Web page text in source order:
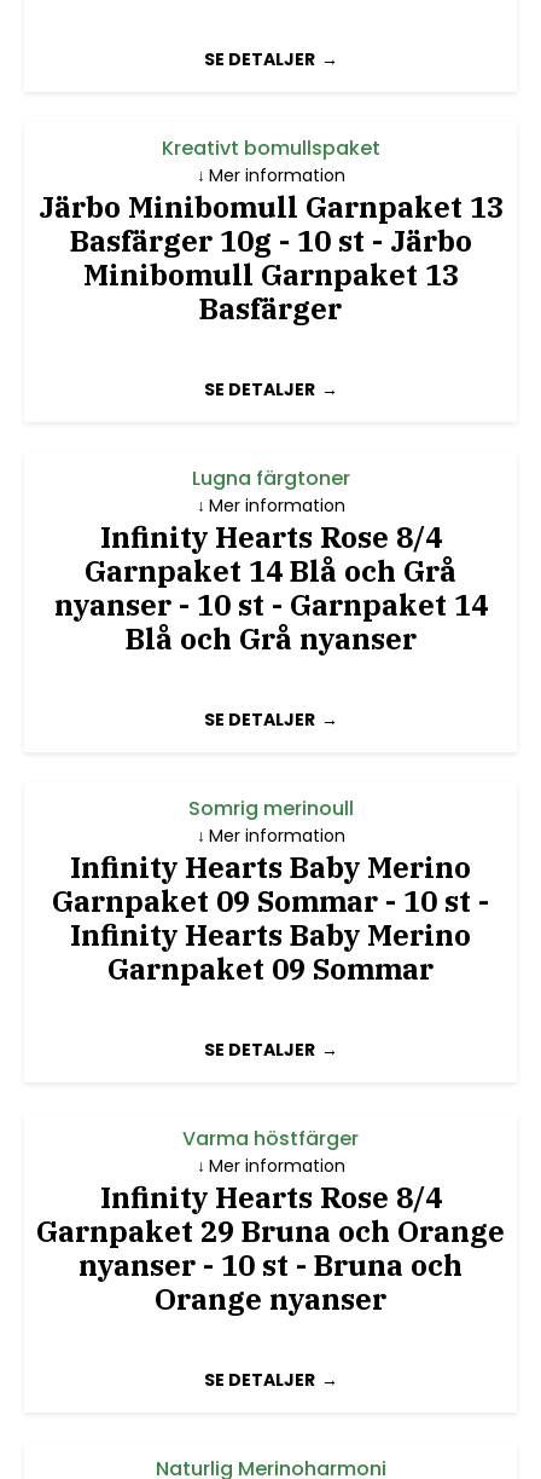
SE DETALJER
Kreativt bomullspaket
Järbo Minibomull Garnpaket 13
Basfärger 10g - 10 st - Järbo
Minibomull Garnpaket 13
Basfärger
SE DETALJER
Mer information
Lugna färgtoner
Infinity Hearts Rose 8/4
Garnpaket 14 Blå och Grå
nyanser - 10 st - Garnpaket 14
Blå och Grå nyanser
SE DETALJER
Mer information
Somrig merinoull
Infinity Hearts Baby Merino
Garnpaket 09 Sommar - 10 st -
Infinity Hearts Baby Merino
Garnpaket 09 Sommar
SE DETALJER
Mer information
Varma höstfärger
Infinity Hearts Rose 8/4
Garnpaket 29 Bruna och Orange
nyanser - 10 st - Bruna och
Orange nyanser
SE DETALJER
Mer information
Naturlig Merinoharmoni